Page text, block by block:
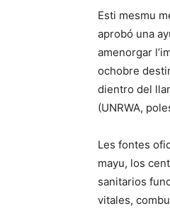
Esti mesmu
aprobó una
amenorgar
ochobre
dientro del
(UNRWA,
Les fontes
mayu, los
sanitarios
vitales,